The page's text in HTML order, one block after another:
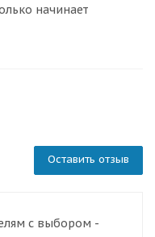
начинает
Оставить отзыв
с выбором -